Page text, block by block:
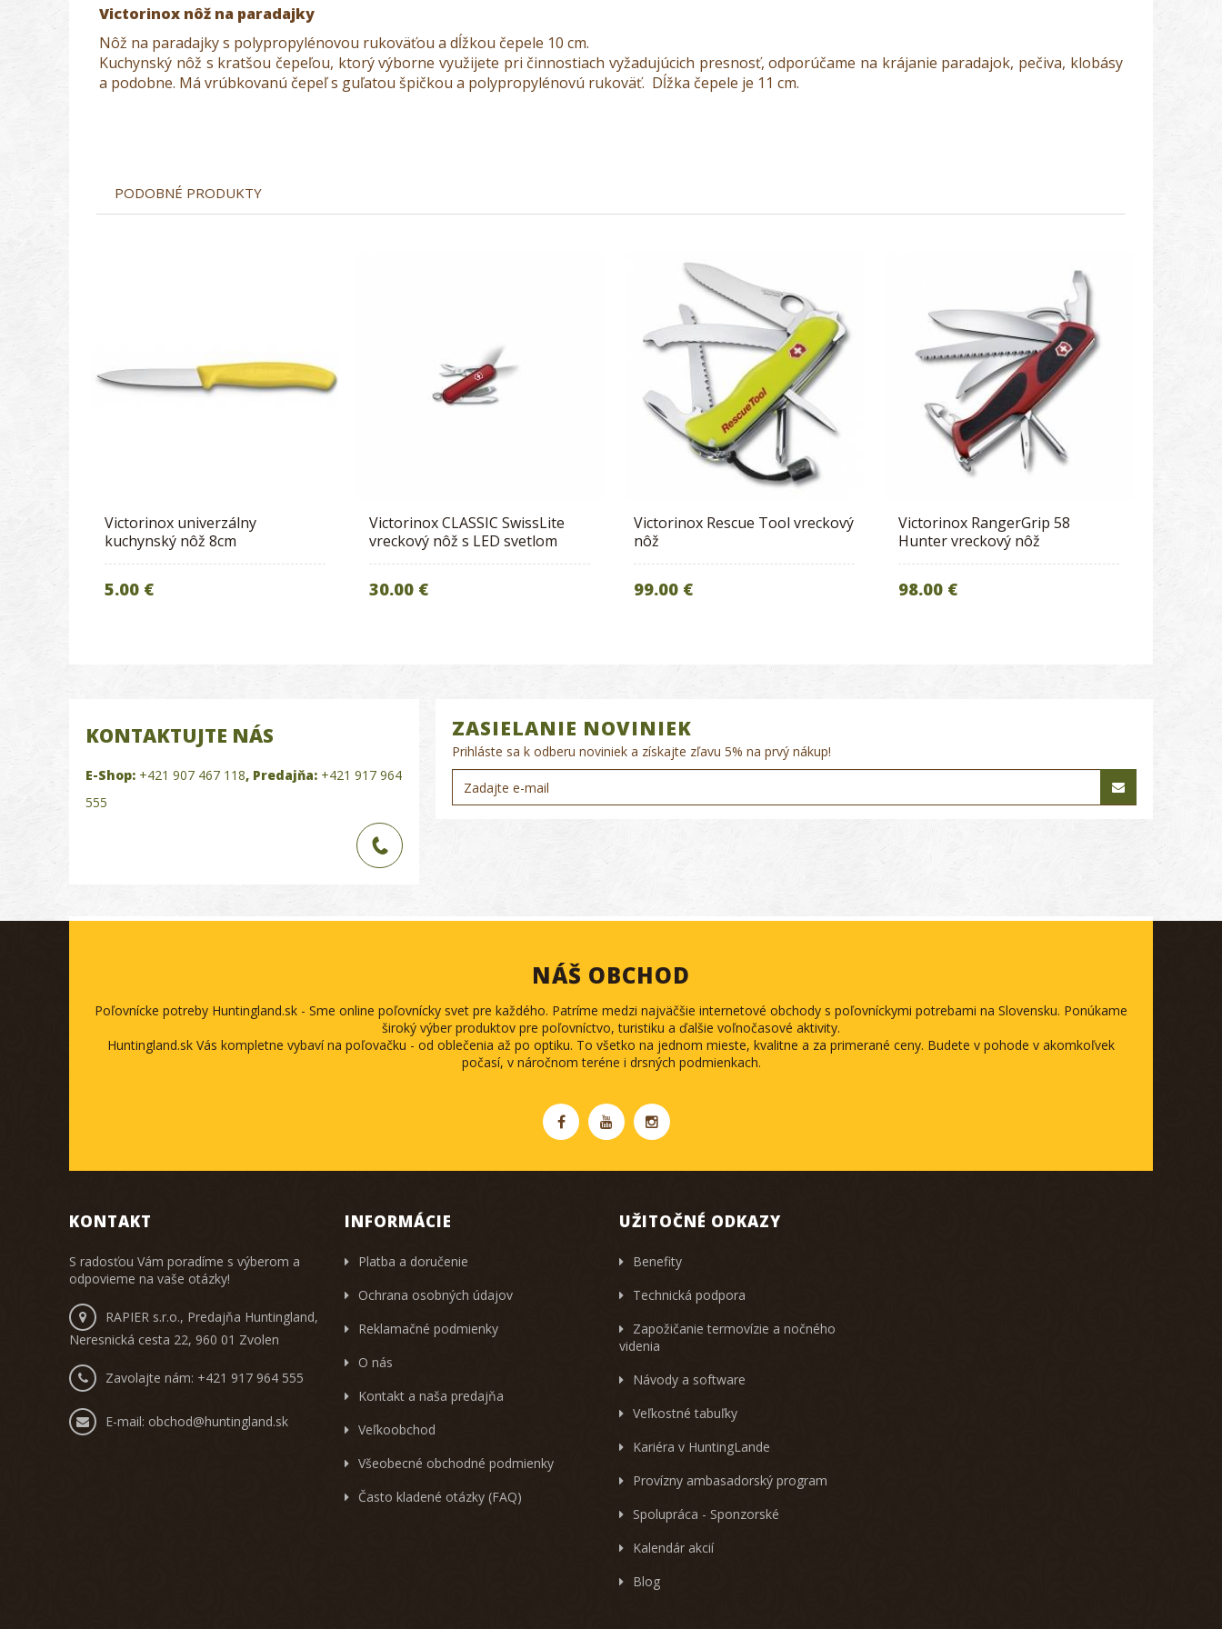
Victorinox nôž na paradajky
Nôž na paradajky s polypropylénovou rukoväťou a dĺžkou čepele 10 cm.
Kuchynský nôž s kratšou čepeľou, ktorý výborne využijete pri činnostiach vyžadujúcich presnosť, odporúčame na krájanie paradajok, pečiva, klobásy
a podobne. Má vrúbkovanú čepeľ s guľatou špičkou a polypropylénovú rukoväť. Dĺžka čepele je 11 cm.
PODOBNÉ PRODUKTY
Victorinox univerzálny
kuchynský nôž 8cm
5.00 €
Victorinox CLASSIC SwissLite
vreckový nôž s LED svetlom
30.00 €
Victorinox Rescue Tool vreckový
nôž
99.00 €
Victorinox RangerGrip 58
Hunter vreckový nôž
98.00 €
KONTAKTUJTE NÁS
E-Shop: +421 907 467 118, Predajňa: +421 917 964
555
ZASIELANIE NOVINIEK
Prihláste sa k odberu noviniek a získajte zľavu 5% na prvý nákup!
NÁŠ OBCHOD
Poľovnícke potreby Huntingland.sk - Sme online poľovnícky svet pre každého. Patríme medzi najväčšie internetové obchody s poľovníckymi potrebami na Slovensku. Ponúkame
široký výber produktov pre poľovníctvo, turistiku a ďalšie voľnočasové aktivity.
Huntingland.sk Vás kompletne vybaví na poľovačku - od oblečenia až po optiku. To všetko na jednom mieste, kvalitne a za primerané ceny. Budete v pohode v akomkoľvek
počasí, v náročnom teréne i drsných podmienkach.
KONTAKT
S radosťou Vám poradíme s výberom a
odpovieme na vaše otázky!
RAPIER s.r.o., Predajňa Huntingland,
Neresnická cesta 22, 960 01 Zvolen
Zavolajte nám: +421 917 964 555
E-mail: obchod@huntingland.sk
INFORMÁCIE
Platba a doručenie
Ochrana osobných údajov
Reklamačné podmienky
O nás
Kontakt a naša predajňa
Veľkoobchod
Všeobecné obchodné podmienky
Často kladené otázky (FAQ)
UŽITOČNÉ ODKAZY
Benefity
Technická podpora
Zapožičanie termovízie a nočného
videnia
Návody a software
Veľkostné tabuľky
Kariéra v HuntingLande
Provízny ambasadorský program
Spolupráca - Sponzorské
Kalendár akcií
Blog